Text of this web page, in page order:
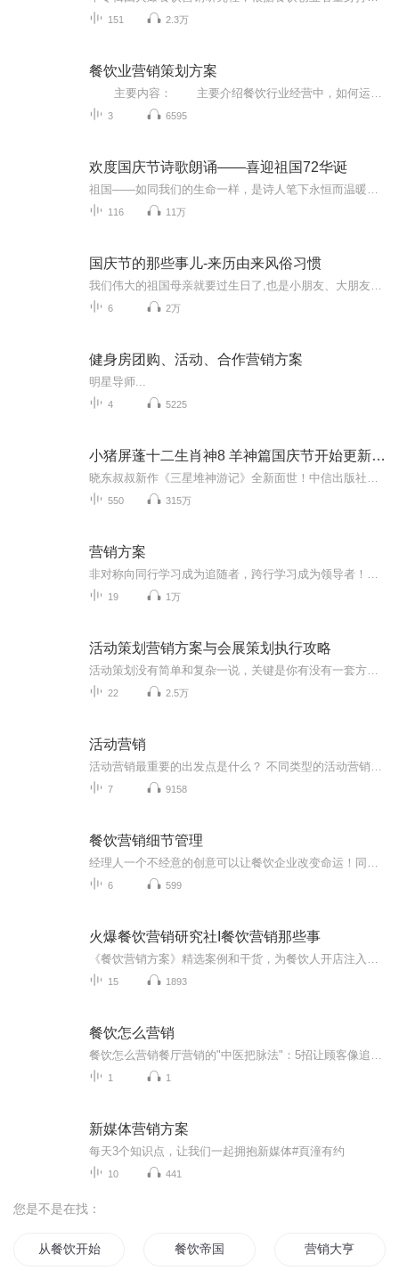
151 2.3万
餐饮业营销策划方案
3 6595
欢度国庆节诗歌朗诵——喜迎祖国72华诞
116 11万
国庆节的那些事儿-来历由来风俗习惯
6 2万
健身房团购、活动、合作营销方案
明星导师...
4 5225
小猪屏蓬十二生肖神8 羊神篇国庆节开始更新啦！
550 315万
营销方案
19 1万
活动策划营销方案与会展策划执行攻略
22 2.5万
活动营销
7 9158
餐饮营销细节管理
6 599
火爆餐饮营销研究社I餐饮营销那些事
15 1893
餐饮怎么营销
1 1
新媒体营销方案
每天3个知识点，让我们一起拥抱新媒体#頁潼有约
10 441
您是不是在找：
从餐饮开始的修仙之路 餐饮帝国 营销大亨